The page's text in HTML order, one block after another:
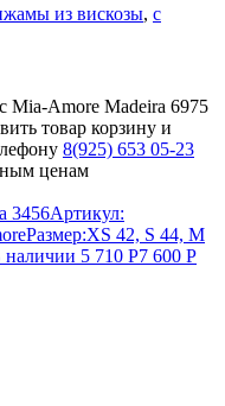
из вискозы, с
Mia-Amore Madeira 6975
товар корзину и
8(925) 653 05-23
ценам
3456Артикул:
Размер:XS 42, S 44, M
наличии 5 710 Р7 600 Р